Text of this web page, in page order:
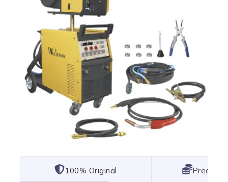
101% Original Lowest